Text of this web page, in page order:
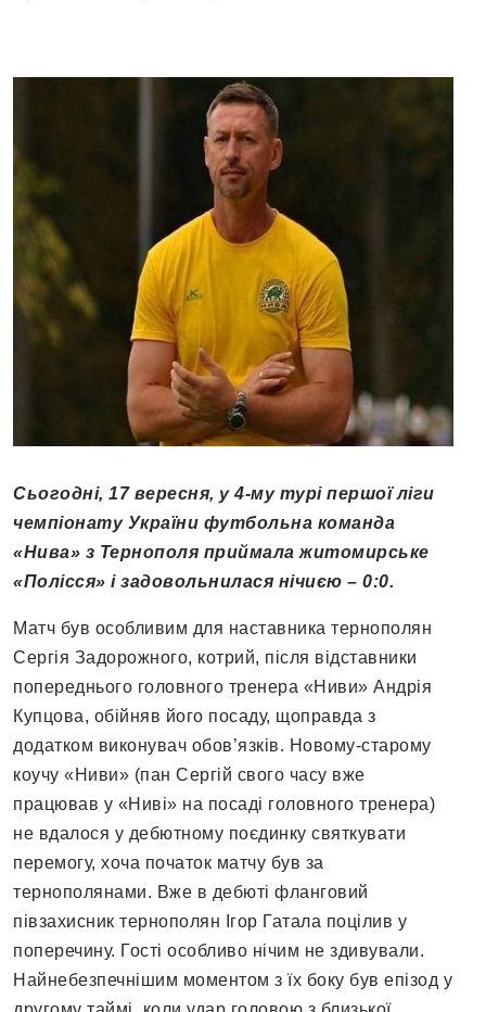
Сьогодні, 17 вересня, у 4-му турі першої ліги
чемпіонату України футбольна команда
«Нива» з Тернополя приймала житомирське
«Полісся» і задовольнилася нічиєю – 0:0.
Матч був особливим для наставника тернополян
Сергія Задорожного, котрий, після відставники
попереднього головного тренера «Ниви» Андрія
Купцова, обійняв його посаду, щоправда з
додатком виконувач обов’язків. Новому-старому
коучу «Ниви» (пан Сергій свого часу вже
працював у «Ниві» на посаді головного тренера)
не вдалося у дебютному поєдинку святкувати
перемогу, хоча початок матчу був за
тернополянами. Вже в дебюті фланговий
півзахисник тернополян Ігор Гатала поцілив у
поперечину. Гості особливо нічим не здивували.
Найнебезпечнішим моментом з їх боку був епізод у